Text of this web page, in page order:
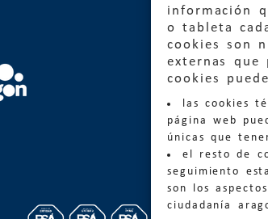
información
o tableta
cookies son
externas que
cookies
las cookies
página web
únicas que
el resto de
seguimiento
son los
ciudadanía